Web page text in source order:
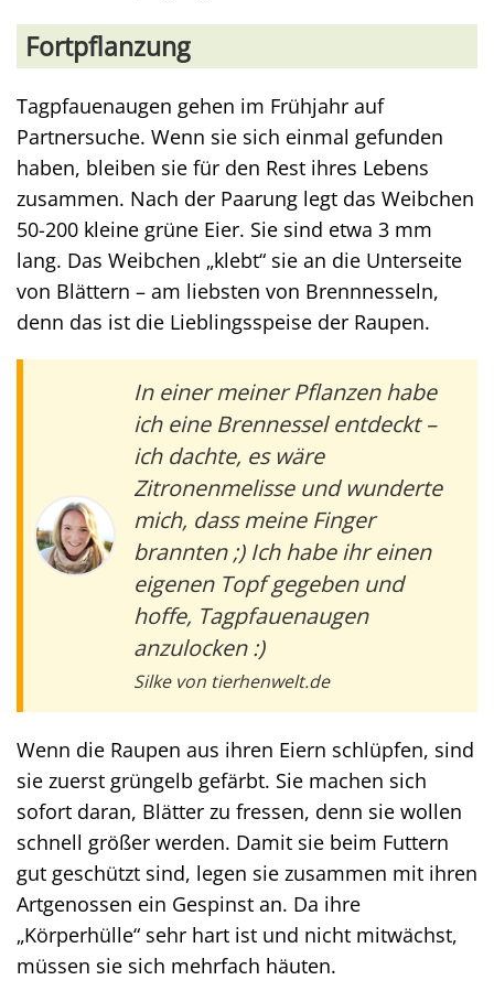
Fortpflanzung
Tagpfauenaugen gehen im Frühjahr auf
Partnersuche. Wenn sie sich einmal gefunden
haben, bleiben sie für den Rest ihres Lebens
zusammen. Nach der Paarung legt das Weibchen
50-200 kleine grüne Eier. Sie sind etwa 3 mm
lang. Das Weibchen „klebt“ sie an die Unterseite
von Blättern – am liebsten von Brennnesseln,
denn das ist die Lieblingsspeise der Raupen.
In einer meiner Pflanzen habe
ich eine Brennessel entdeckt –
ich dachte, es wäre
Zitronenmelisse und wunderte
mich, dass meine Finger
brannten ;) Ich habe ihr einen
eigenen Topf gegeben und
hoffe, Tagpfauenaugen
anzulocken :)
Silke von tierhenwelt.de
Wenn die Raupen aus ihren Eiern schlüpfen, sind
sie zuerst grüngelb gefärbt. Sie machen sich
sofort daran, Blätter zu fressen, denn sie wollen
schnell größer werden. Damit sie beim Futtern
gut geschützt sind, legen sie zusammen mit ihren
Artgenossen ein Gespinst an. Da ihre
„Körperhülle“ sehr hart ist und nicht mitwächst,
müssen sie sich mehrfach häuten.